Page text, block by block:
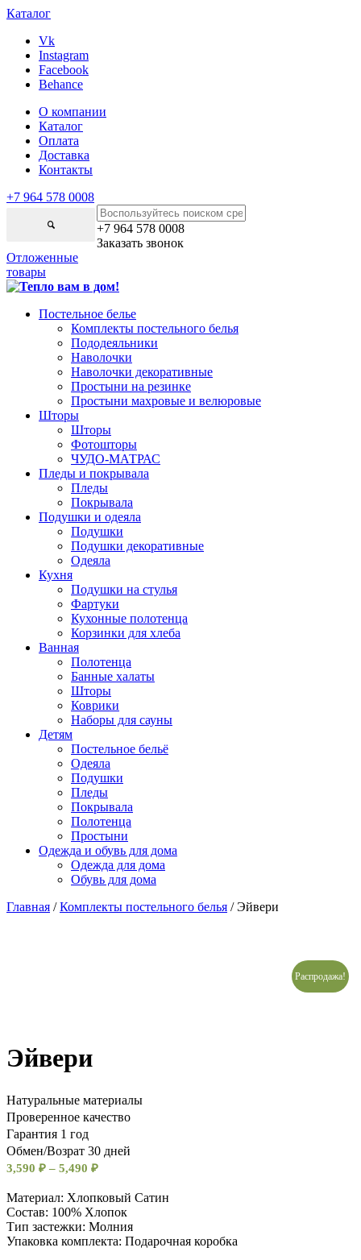
Каталог
Vk
Instagram
Facebook
Behance
О компании
Каталог
Оплата
Доставка
Контакты
+7 964 578 0008
+7 964 578 0008
Заказать звонок
Отложенные
товары
Постельное белье
Комплекты постельного белья
Пододеяльники
Наволочки
Наволочки декоративные
Простыни на резинке
Простыни махровые и велюровые
Шторы
Шторы
Фотошторы
ЧУДО-МАТРАС
Пледы и покрывала
Пледы
Покрывала
Подушки и одеяла
Подушки
Подушки декоративные
Одеяла
Кухня
Подушки на стулья
Фартуки
Кухонные полотенца
Корзинки для хлеба
Ванная
Полотенца
Банные халаты
Шторы
Коврики
Наборы для сауны
Детям
Постельное бельё
Одеяла
Подушки
Пледы
Покрывала
Полотенца
Простыни
Одежда и обувь для дома
Одежда для дома
Обувь для дома
Главная /Комплекты постельного белья / Эйвери
Распродажа!
Эйвери
Натуральные материалы
Проверенное качество
Гарантия 1 год
Обмен/Возрат 30 дней
3,590 ₽ – 5,490 ₽
Материал: Хлопковый Сатин
Состав: 100% Хлопок
Тип застежки: Молния
Упаковка комплекта: Подарочная коробка